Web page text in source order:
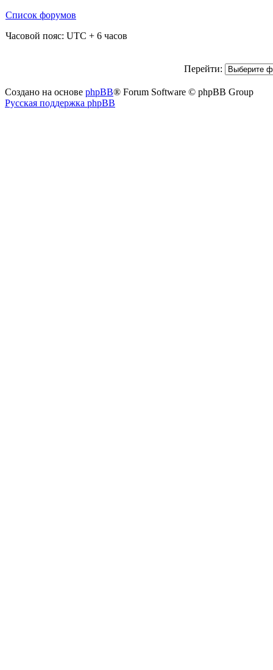
Список форумов
Часовой пояс: UTC + 6 часов
Перейти:
Создано на основе phpBB® Forum Software © phpBB Group
Русская поддержка phpBB